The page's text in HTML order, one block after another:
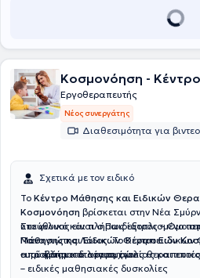
Κοσμονόηση -
Εργοθεραπευτής
Νέος συνεργάτης
Διαθεσιμότητα για
Σχετικά με τον ειδικό
Το Κέντρο Μάθησης και Ειδικών
Κοσμονόηση βρίσκεται στην Νέα
υπεύθυνος είναι ο Παιδίατρος –
Παναγιώτης Λάιος. Το Κέντρο
από άρτια καταρτισμένους
Στο φιλικό και πλήρως εξοπλισμένο
Μάθησης και Ειδικών Θεραπειών
ευρύ φάσμα διαταραχών:
– προβλήματα λόγου, ομιλίας και
– ειδικές μαθησιακές δυσκολίες